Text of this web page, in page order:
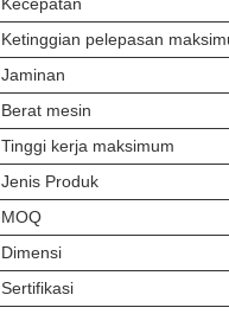
Ketinggian pelepasan
Jaminan
Berat mesin
Tinggi kerja maksimum
Jenis Produk
MOQ
Dimensi
Sertifikasi